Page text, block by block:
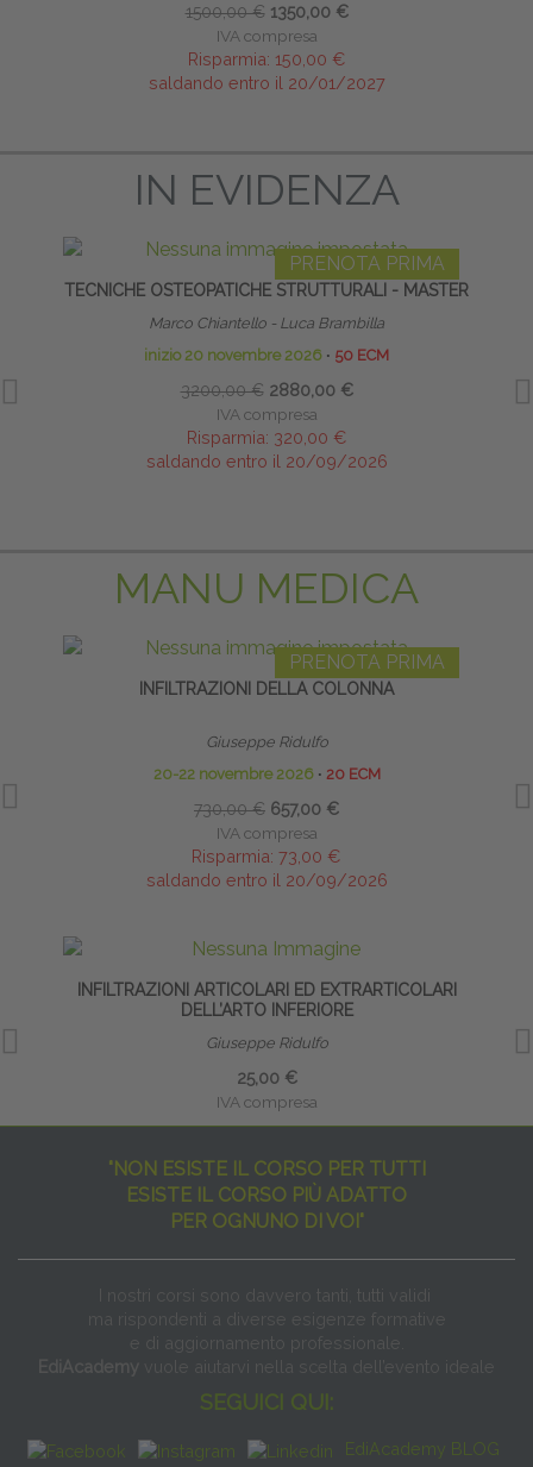
1500,00 € 1350,00 €
IVA compresa
Risparmia: 150,00 €
saldando entro il 20/01/2027
IN EVIDENZA
PRENOTA PRIMA
TECNICHE OSTEOPATICHE STRUTTURALI - MASTER
Marco Chiantello - Luca Brambilla
inizio 20 novembre 2026 ∙ 50 ECM
3200,00 € 2880,00 €
IVA compresa
Risparmia: 320,00 €
saldando entro il 20/09/2026
MANU MEDICA
PRENOTA PRIMA
INFILTRAZIONI DELLA COLONNA
Giuseppe Ridulfo
20-22 novembre 2026∙ 20 ECM
730,00 € 657,00 €
IVA compresa
Risparmia: 73,00 €
saldando entro il 20/09/2026
INFILTRAZIONI ARTICOLARI ED EXTRARTICOLARI
DELL’ARTO INFERIORE
Giuseppe Ridulfo
25,00 €
IVA compresa
"NON ESISTE IL CORSO PER TUTTI
ESISTE IL CORSO PIÙ ADATTO
PER OGNUNO DI VOI"
I nostri corsi sono davvero tanti, tutti validi
ma rispondenti a diverse esigenze formative
e di aggiornamento professionale.
EdiAcademy vuole aiutarvi nella scelta dell’evento ideale
SEGUICI QUI:
EdiAcademy BLOG